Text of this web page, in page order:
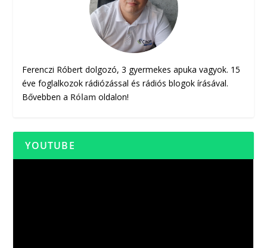
Ferenczi Róbert dolgozó, 3 gyermekes apuka vagyok. 15
éve foglalkozok rádiózással és rádiós blogok írásával.
Bővebben a Rólam oldalon!
YOUTUBE